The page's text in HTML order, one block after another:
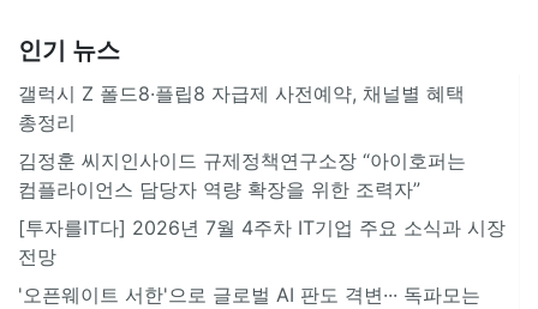
인기 뉴스
갤럭시 Z 폴드8·플립8 자급제 사전예약, 채널별 혜택
총정리
김정훈 씨지인사이드 규제정책연구소장 “아이호퍼는
컴플라이언스 담당자 역량 확장을 위한 조력자”
[투자를IT다] 2026년 7월 4주차 IT기업 주요 소식과 시장
전망
'오픈웨이트 서한'으로 글로벌 AI 판도 격변··· 독파모는